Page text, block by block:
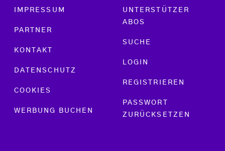
Footer menu
IMPRESSUM
PARTNER
KONTAKT
DATENSCHUTZ
COOKIES
WERBUNG BUCHEN
UNTERSTÜTZER
ABOS
SUCHE
LOGIN
REGISTRIEREN
PASSWORT
ZURÜCKSETZEN